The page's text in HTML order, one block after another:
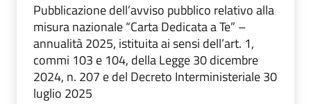
Pubblicazione dell’avviso pubblico relativo alla
misura nazionale “Carta Dedicata a Te” –
annualità 2025, istituita ai sensi dell’art. 1,
commi 103 e 104, della Legge 30 dicembre
2024, n. 207 e del Decreto Interministeriale 30
luglio 2025